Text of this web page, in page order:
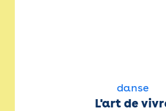
danse
L'art de